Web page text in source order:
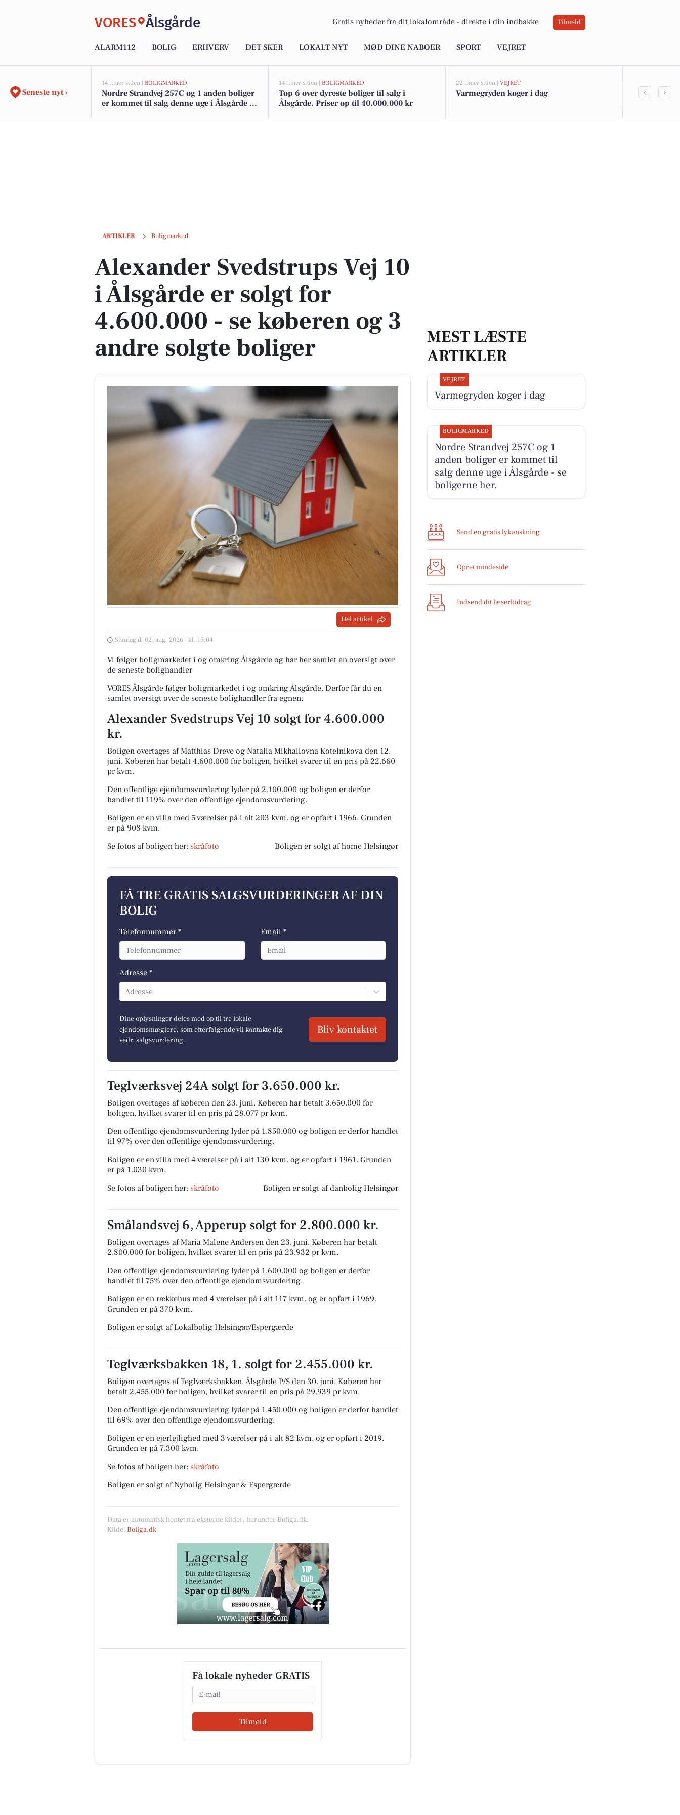
VORES Ålsgårde Gratis nyheder fra dit lokalområde - direkte i din indbakke Tilmeld
ALARM112 BOLIG ERHVERV DET SKER LOKALT NYT MØD DINE NABOER SPORT VEJRET
Seneste nyt ›
14 timer siden | BOLIGMARKED
Nordre Strandvej 257C og 1 anden boliger
er kommet til salg denne uge i Ålsgårde -
14 timer siden | BOLIGMARKED
Top 6 over dyreste boliger til salg i
Ålsgårde. Priser op til 40.000.000 kr
22 timer siden | VEJRET
Varmegryden koger i dag
Niels-Erik
‹ ›
ARTIKLER Boligmarked
Alexander Svedstrups Vej 10 i Ålsgårde er solgt for 4.600.000 - se køberen og 3 andre solgte boliger
Alexander Svedstrups Vej 10
i Ålsgårde er solgt for
4.600.000 - se køberen og 3
andre solgte boliger
Del artikel
Søndag d. 02. aug. 2026 - kl. 15:04
Vi følger boligmarkedet i og omkring Ålsgårde og har her samlet en oversigt over
de seneste bolighandler
VORES Ålsgårde følger boligmarkedet i og omkring Ålsgårde. Derfor får du en
samlet oversigt over de seneste bolighandler fra egnen:
Alexander Svedstrups Vej 10 solgt for 4.600.000
kr.
Boligen overtages af Matthias Dreve og Natalia Mikhailovna Kotelnikova den 12.
juni. Køberen har betalt 4.600.000 for boligen, hvilket svarer til en pris på 22.660
pr kvm.
Den offentlige ejendomsvurdering lyder på 2.100.000 og boligen er derfor
handlet til 119% over den offentlige ejendomsvurdering.
Boligen er en villa med 5 værelser på i alt 203 kvm. og er opført i 1966. Grunden
er på 908 kvm.
Se fotos af boligen her: skråfoto Boligen er solgt af home Helsingør
FÅ TRE GRATIS SALGSVURDERINGER AF DIN
BOLIG
Telefonnummer * Email *
Adresse *
Adresse
Dine oplysninger deles med op til tre lokale
ejendomsmæglere, som efterfølgende vil kontakte dig
vedr. salgsvurdering.
Bliv kontaktet
Teglværksvej 24A solgt for 3.650.000 kr.
Boligen overtages af køberen den 23. juni. Køberen har betalt 3.650.000 for
boligen, hvilket svarer til en pris på 28.077 pr kvm.
Den offentlige ejendomsvurdering lyder på 1.850.000 og boligen er derfor handlet
til 97% over den offentlige ejendomsvurdering.
Boligen er en villa med 4 værelser på i alt 130 kvm. og er opført i 1961. Grunden
er på 1.030 kvm.
Se fotos af boligen her: skråfoto Boligen er solgt af danbolig Helsingør
Smålandsvej 6, Apperup solgt for 2.800.000 kr.
Boligen overtages af Maria Malene Andersen den 23. juni. Køberen har betalt
2.800.000 for boligen, hvilket svarer til en pris på 23.932 pr kvm.
Den offentlige ejendomsvurdering lyder på 1.600.000 og boligen er derfor
handlet til 75% over den offentlige ejendomsvurdering.
Boligen er en rækkehus med 4 værelser på i alt 117 kvm. og er opført i 1969.
Grunden er på 370 kvm.
Boligen er solgt af Lokalbolig Helsingør/Espergærde
Teglværksbakken 18, 1. solgt for 2.455.000 kr.
Boligen overtages af Teglværksbakken, Ålsgårde P/S den 30. juni. Køberen har
betalt 2.455.000 for boligen, hvilket svarer til en pris på 29.939 pr kvm.
Den offentlige ejendomsvurdering lyder på 1.450.000 og boligen er derfor handlet
til 69% over den offentlige ejendomsvurdering.
Boligen er en ejerlejlighed med 3 værelser på i alt 82 kvm. og er opført i 2019.
Grunden er på 7.300 kvm.
Se fotos af boligen her: skråfoto
Boligen er solgt af Nybolig Helsingør & Espergærde
Data er automatisk hentet fra eksterne kilder, herunder Boliga.dk.
Kilde: Boliga.dk
Få lokale nyheder GRATIS
Email
Tilmeld
MEST LÆSTE
ARTIKLER
VEJRET
Varmegryden koger i dag
BOLIGMARKED
Nordre Strandvej 257C og 1
anden boliger er kommet til
salg denne uge i Ålsgårde - se
boligerne her.
Send en gratis lykønskning
Opret mindeside
Indsend dit læserbidrag